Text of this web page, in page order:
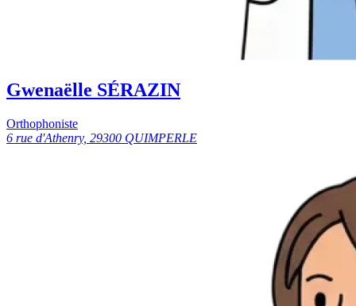
Gwenaëlle SÉRAZIN
Orthophoniste
6 rue d'Athenry, 29300 QUIMPERLE